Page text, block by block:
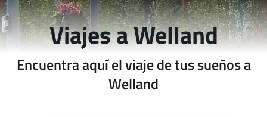
Viajes a Welland
Encuentra aquí el viaje de tus sueños a
Welland